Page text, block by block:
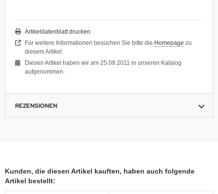
Artikeldatenblatt drucken
Für weitere Informationen besuchen Sie bitte die Homepage zu
diesem Artikel.
Diesen Artikel haben wir am 25.09.2011 in unseren Katalog
aufgenommen.
REZENSIONEN
Kunden, die diesen Artikel kauften, haben auch folgende
Artikel bestellt: